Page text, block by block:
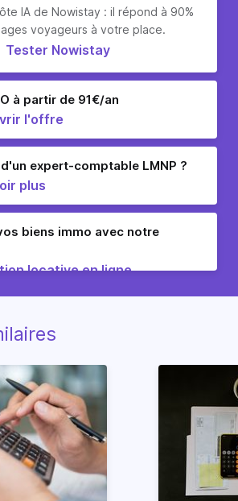
IA de Nowistay : il répond à 90%
voyageurs à votre place.
Tester Nowistay
à partir de 91€/an
l'offre
expert-comptable LMNP ?
plus
biens immo avec notre
locative en ligne